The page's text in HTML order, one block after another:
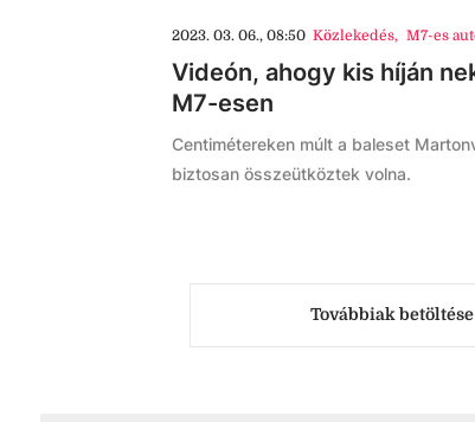
2023. 03. 06., 08:50 Közlekedés, M7-es
Videón, ahogy kis híján
M7-esen
Centimétereken múlt a baleset
biztosan összeütköztek volna.
Továbbiak betöltése